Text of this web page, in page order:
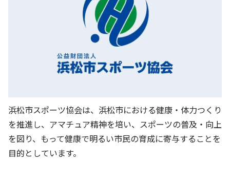
浜北武道館 浜北体育館
梔池緑地
浜松市スポーツ協会は、浜松市における健康・体力つくり
を推進し、アマチュア精神を培い、スポーツの普及・向上
を図り、もって健康で明るい市民の育成に寄与することを
目的としています。